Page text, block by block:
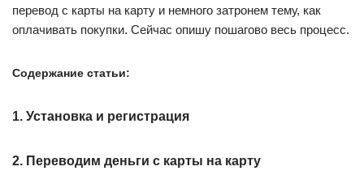
перевод с карты на карту и немного затронем тему, как
оплачивать покупки. Сейчас опишу пошагово весь процесс.
Содержание статьи:
1. Установка и регистрация
2. Переводим деньги с карты на карту